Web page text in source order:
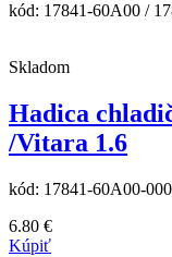
kód: 17841-60A00 /
Skladom
Hadica
/Vitara 1.6
kód: 17841-60A00-
6.80 €
Kúpiť